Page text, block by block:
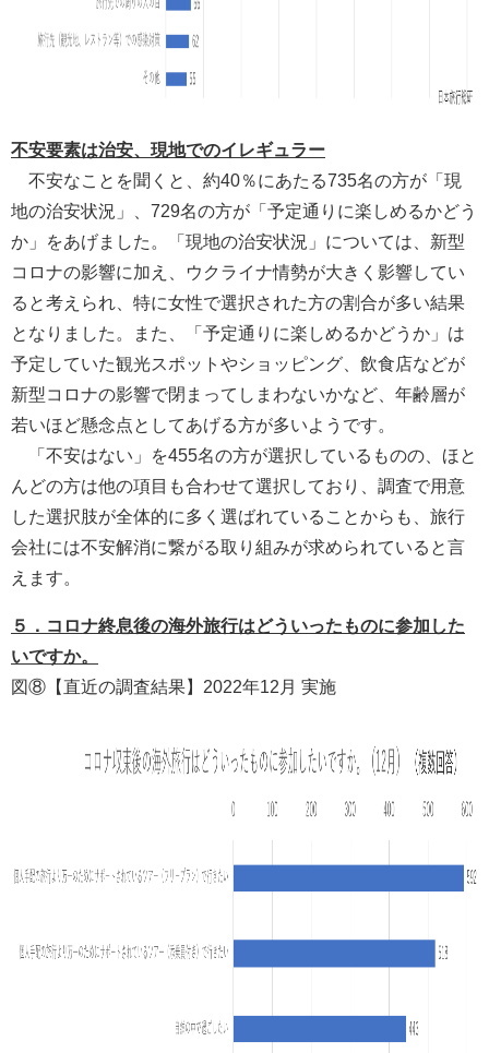
不安要素は治安、現地でのイレギュラー
不安なことを聞くと、約40％にあたる735名の方が「現
地の治安状況」、729名の方が「予定通りに楽しめるかどう
か」をあげました。「現地の治安状況」については、新型
コロナの影響に加え、ウクライナ情勢が大きく影響してい
ると考えられ、特に女性で選択された方の割合が多い結果
となりました。また、「予定通りに楽しめるかどうか」は
予定していた観光スポットやショッピング、飲食店などが
新型コロナの影響で閉まってしまわないかなど、年齢層が
若いほど懸念点としてあげる方が多いようです。
「不安はない」を455名の方が選択しているものの、ほと
んどの方は他の項目も合わせて選択しており、調査で用意
した選択肢が全体的に多く選ばれていることからも、旅行
会社には不安解消に繋がる取り組みが求められていると言
えます。
５．コロナ終息後の海外旅行はどういったものに参加した
いですか。
図⑧【直近の調査結果】2022年12月 実施